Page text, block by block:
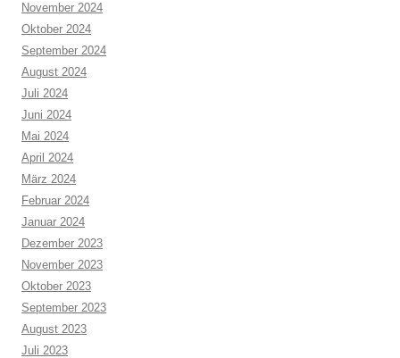
November 2024
Oktober 2024
September 2024
August 2024
Juli 2024
Juni 2024
Mai 2024
April 2024
März 2024
Februar 2024
Januar 2024
Dezember 2023
November 2023
Oktober 2023
September 2023
August 2023
Juli 2023